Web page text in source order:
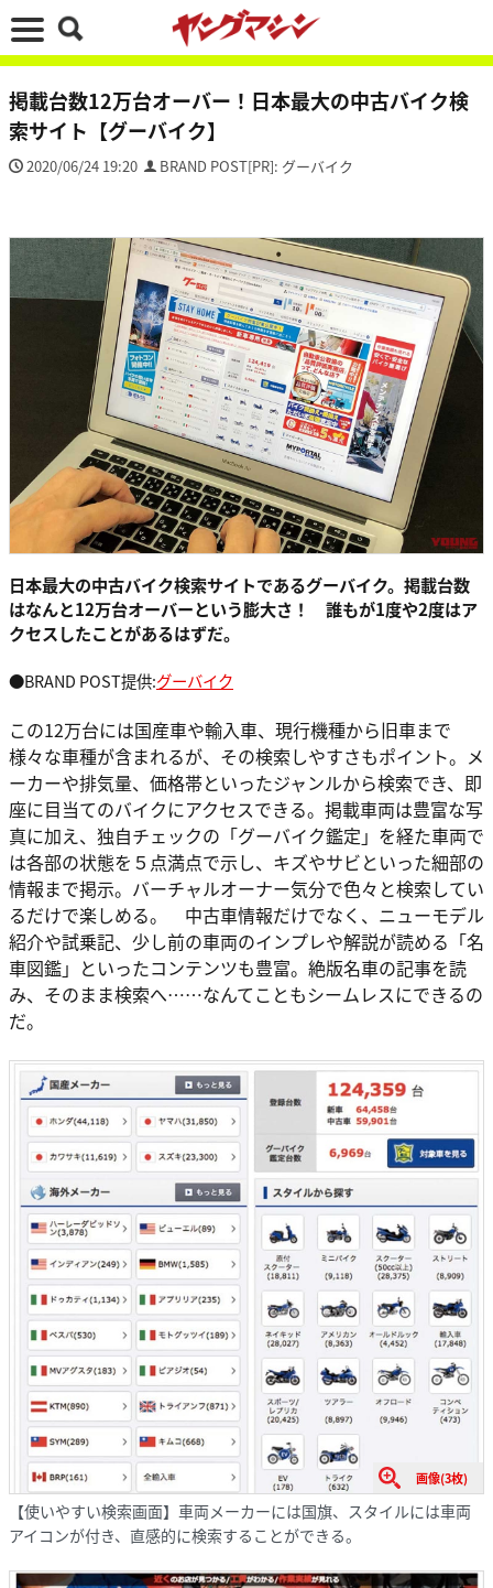
掲載台数12万台オーバー！日本最大の中古バイク検
索サイト【グーバイク】
2020/06/24 19:20 BRAND POST[PR]: グーバイク
日本最大の中古バイク検索サイトであるグーバイク。掲載台数
はなんと12万台オーバーという膨大さ！ 誰もが1度や2度はア
クセスしたことがあるはずだ。
●BRAND POST提供:グーバイク
この12万台には国産車や輸入車、現行機種から旧車まで
様々な車種が含まれるが、その検索しやすさもポイント。メ
ーカーや排気量、価格帯といったジャンルから検索でき、即
座に目当てのバイクにアクセスできる。掲載車両は豊富な写
真に加え、独自チェックの「グーバイク鑑定」を経た車両で
は各部の状態を５点満点で示し、キズやサビといった細部の
情報まで掲示。バーチャルオーナー気分で色々と検索してい
るだけで楽しめる。 中古車情報だけでなく、ニューモデル
紹介や試乗記、少し前の車両のインプレや解説が読める「名
車図鑑」といったコンテンツも豊富。絶版名車の記事を読
み、そのまま検索へ……なんてこともシームレスにできるの
だ。
画像(3枚)
【使いやすい検索画面】車両メーカーには国旗、スタイルには車両
アイコンが付き、直感的に検索することができる。